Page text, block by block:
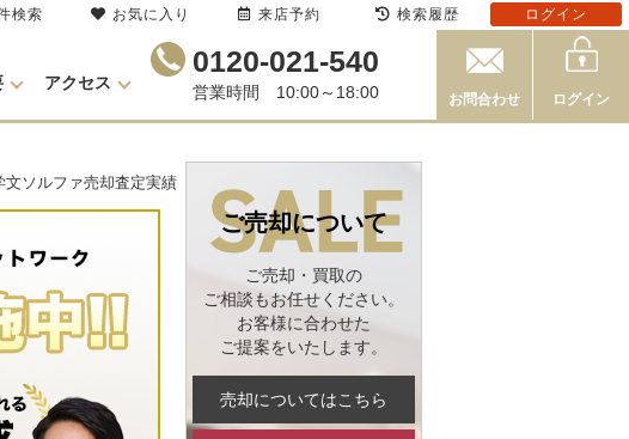
アクセス
0120-021-540
営業時間 10:00～18:00 お問合わせ ログイン
ソルファ売却査定実績
ご売却について
ご売却・買取の
ご相談もお任せください。
お客様に合わせた
ご提案をいたします。
売却についてはこちら
検索 お気に入り 来店予約 検索履歴 ログイン